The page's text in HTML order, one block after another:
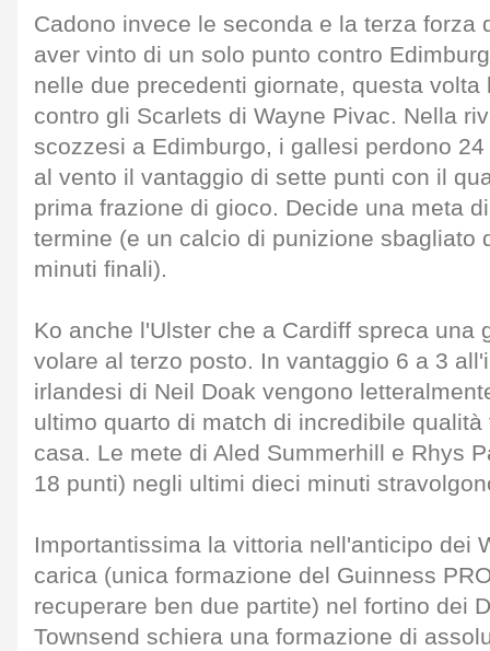
Cadono invece le seconda e la terza forza
aver vinto di un solo punto contro
nelle due precedenti giornate, questa volta
contro gli Scarlets di Wayne Pivac. Nella
scozzesi a Edimburgo, i gallesi perdono
al vento il vantaggio di sette punti con il
prima frazione di gioco. Decide una meta
termine (e un calcio di punizione sbagliato
minuti finali).
Ko anche l'Ulster che a Cardiff spreca una
volare al terzo posto. In vantaggio 6 a 3
irlandesi di Neil Doak vengono
ultimo quarto di match di incredibile
casa. Le mete di Aled Summerhill e Rhys
18 punti) negli ultimi dieci minuti
Importantissima la vittoria nell'anticipo dei
carica (unica formazione del Guinness
recuperare ben due partite) nel fortino dei
Townsend schiera una formazione di